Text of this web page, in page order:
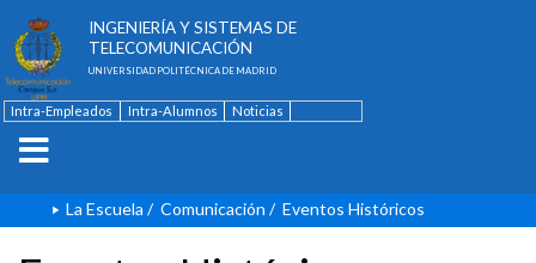
INGENIERÍA Y SISTEMAS DE
TELECOMUNICACIÓN
UNIVERSIDAD POLITÉCNICA DE MADRID
Intra-Empleados Intra-Alumnos
Noticias
La Escuela / Comunicación / Eventos Históricos